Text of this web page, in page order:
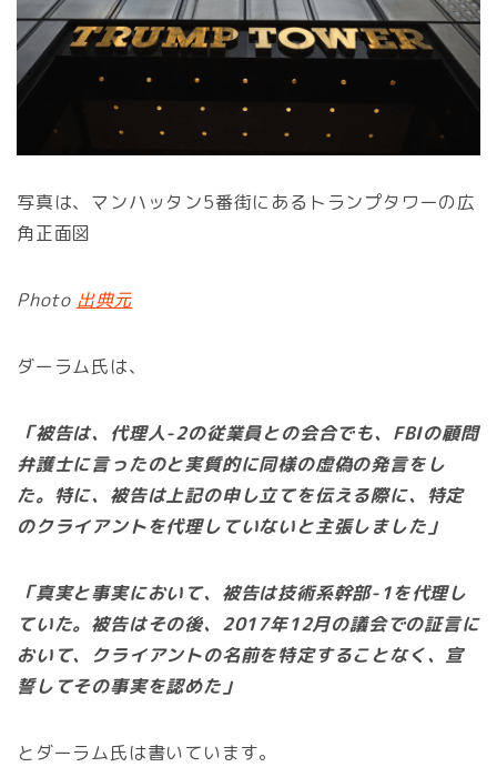
写真は、マンハッタン5番街にあるトランプタワーの広
角正面図
Photo 出典元
ダーラム氏は、
「被告は、代理人-2の従業員との会合でも、FBIの顧問
弁護士に言ったのと実質的に同様の虚偽の発言をし
た。特に、被告は上記の申し立てを伝える際に、特定
のクライアントを代理していないと主張しました」
「真実と事実において、被告は技術系幹部-1を代理し
ていた。被告はその後、2017年12月の議会での証言に
おいて、クライアントの名前を特定することなく、宣
誓してその事実を認めた」
とダーラム氏は書いています。